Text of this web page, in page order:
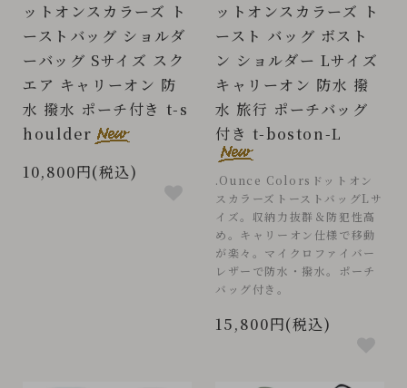
ットオンスカラーズ ト
ーストバッグ ショルダ
ーバッグ Sサイズ スク
エア キャリーオン 防
水 撥水 ポーチ付き t-s
houlder
10,800円(税込)
ットオンスカラーズ ト
ースト バッグ ボスト
ン ショルダー Lサイズ
キャリーオン 防水 撥
水 旅行 ポーチバッグ
付き t-boston-L
.Ounce Colorsドットオン
スカラーズトーストバッグLサ
イズ。収納力抜群＆防犯性高
め。キャリーオン仕様で移動
が楽々。マイクロファイバー
レザーで防水・撥水。ポーチ
バッグ付き。
15,800円(税込)